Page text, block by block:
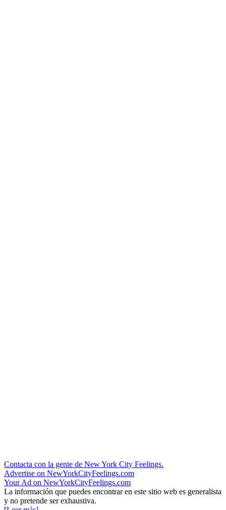
Contacta con la gente de New York City Feelings.
Advertise on NewYorkCityFeelings.com
Your Ad on NewYorkCityFeelings.com
La información que puedes encontrar en este sitio web es generalista
y no pretende ser exhaustiva.